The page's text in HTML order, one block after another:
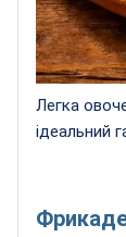
Легка
ідеальний